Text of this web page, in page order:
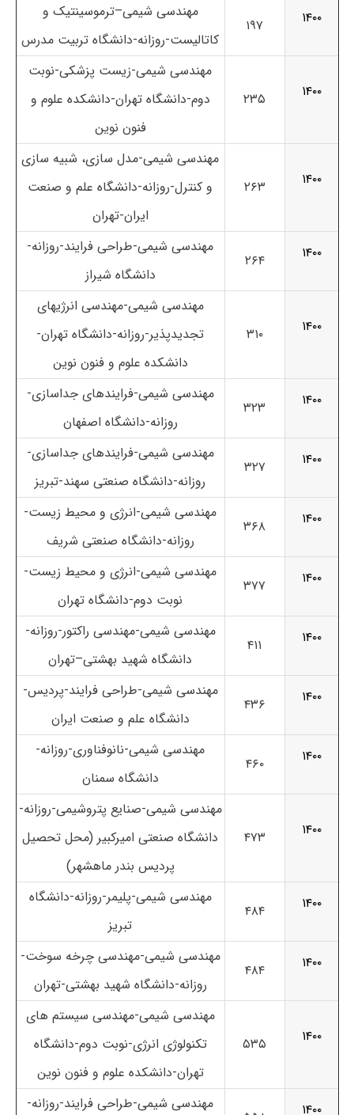
۱۴۰۰
۱۹۷
مهندسی شیمی–ترموسینتیک و
کاتالیست-روزانه-دانشگاه تربیت مدرس
۱۴۰۰ ۲۳۵
مهندسی شیمی-زیست پزشکی-نوبت
دوم-دانشگاه تهران-دانشکده علوم و
فنون نوین
۱۴۰۰ ۲۶۳
مهندسی شیمی-مدل سازی، شبیه سازی
و کنترل-روزانه-دانشگاه علم و صنعت
ایران-تهران
۱۴۰۰
۲۶۴
مهندسی شیمی-طراحی فرایند-روزانه-
دانشگاه شیراز
۱۴۰۰ ۳۱۰
مهندسی شیمی-مهندسی انرژیهای
تجدیدپذیر-روزانه-دانشگاه تهران-
دانشکده علوم و فنون نوین
۱۴۰۰
۳۲۳
مهندسی شیمی-فرایندهای جداسازی-
روزانه-دانشگاه اصفهان
۱۴۰۰
۳۲۷
مهندسی شیمی-فرایندهای جداسازی-
روزانه-دانشگاه صنعتی سهند-تبریز
۱۴۰۰
۳۶۸
مهندسی شیمی-انرژی و محیط زیست-
روزانه-دانشگاه صنعتی شریف
۱۴۰۰
۳۷۷
مهندسی شیمی-انرژی و محیط زیست-
نوبت دوم-دانشگاه تهران
۱۴۰۰
۴۱۱
مهندسی شیمی-مهندسی راکتور-روزانه-
دانشگاه شهید بهشتی–تهران
۱۴۰۰
۴۳۶
مهندسی شیمی-طراحی فرایند-پردیس-
دانشگاه علم و صنعت ایران
۱۴۰۰
۴۶۰
مهندسی شیمی-نانوفناوری-روزانه-
دانشگاه سمنان
۱۴۰۰ ۴۷۳
مهندسی شیمی-صنایع پتروشیمی-روزانه-
دانشگاه صنعتی امیرکبیر (محل تحصیل
پردیس بندر ماهشهر)
۱۴۰۰
۴۸۴
مهندسی شیمی-پلیمر-روزانه-دانشگاه
تبریز
۱۴۰۰
۴۸۴
مهندسی شیمی-مهندسی چرخه سوخت-
روزانه-دانشگاه شهید بهشتی-تهران
۱۴۰۰ ۵۳۵
مهندسی شیمی-مهندسی سیستم های
تکنولوژی انرژی-نوبت دوم-دانشگاه
تهران-دانشکده علوم و فنون نوین
۱۴۰۰
مهندسی شیمی-طراحی فرایند-روزانه-